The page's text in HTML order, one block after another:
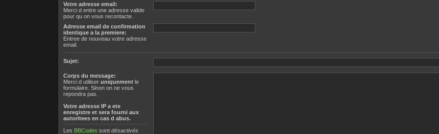
Votre adresse email:
Merci d entre une adresse valide
pour qu on vous recontacte.
Adresse email de confirmation
identique a la premiere:
Entree de nouveau votre adresse
email.
Sujet:
Corps du message:
Merci d utiliseruniquement le
formulaire. Sinon on ne vous
repondra pas.
Votre adresse ΙΡ a ete
enregistre et sera fourni aux
autoritees en cas d abus.
Les BBCodes sontdésactivés